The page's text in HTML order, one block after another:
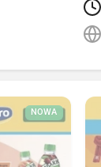
NOWA